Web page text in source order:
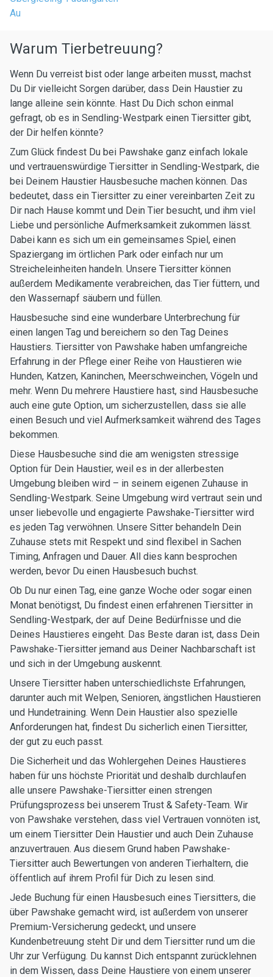
Au
Warum Tierbetreuung?
Wenn Du verreist bist oder lange arbeiten musst, machst
Du Dir vielleicht Sorgen darüber, dass Dein Haustier zu
lange alleine sein könnte. Hast Du Dich schon einmal
gefragt, ob es in Sendling-Westpark einen Tiersitter gibt,
der Dir helfen könnte?
Zum Glück findest Du bei Pawshake ganz einfach lokale
und vertrauenswürdige Tiersitter in Sendling-Westpark, die
bei Deinem Haustier Hausbesuche machen können. Das
bedeutet, dass ein Tiersitter zu einer vereinbarten Zeit zu
Dir nach Hause kommt und Dein Tier besucht, und ihm viel
Liebe und persönliche Aufmerksamkeit zukommen lässt.
Dabei kann es sich um ein gemeinsames Spiel, einen
Spaziergang im örtlichen Park oder einfach nur um
Streicheleinheiten handeln. Unsere Tiersitter können
außerdem Medikamente verabreichen, das Tier füttern, und
den Wassernapf säubern und füllen.
Hausbesuche sind eine wunderbare Unterbrechung für
einen langen Tag und bereichern so den Tag Deines
Haustiers. Tiersitter von Pawshake haben umfangreiche
Erfahrung in der Pflege einer Reihe von Haustieren wie
Hunden, Katzen, Kaninchen, Meerschweinchen, Vögeln und
mehr. Wenn Du mehrere Haustiere hast, sind Hausbesuche
auch eine gute Option, um sicherzustellen, dass sie alle
einen Besuch und viel Aufmerksamkeit während des Tages
bekommen.
Diese Hausbesuche sind die am wenigsten stressige
Option für Dein Haustier, weil es in der allerbesten
Umgebung bleiben wird – in seinem eigenen Zuhause in
Sendling-Westpark. Seine Umgebung wird vertraut sein und
unser liebevolle und engagierte Pawshake-Tiersitter wird
es jeden Tag verwöhnen. Unsere Sitter behandeln Dein
Zuhause stets mit Respekt und sind flexibel in Sachen
Timing, Anfragen und Dauer. All dies kann besprochen
werden, bevor Du einen Hausbesuch buchst.
Ob Du nur einen Tag, eine ganze Woche oder sogar einen
Monat benötigst, Du findest einen erfahrenen Tiersitter in
Sendling-Westpark, der auf Deine Bedürfnisse und die
Deines Haustieres eingeht. Das Beste daran ist, dass Dein
Pawshake-Tiersitter jemand aus Deiner Nachbarschaft ist
und sich in der Umgebung auskennt.
Unsere Tiersitter haben unterschiedlichste Erfahrungen,
darunter auch mit Welpen, Senioren, ängstlichen Haustieren
und Hundetraining. Wenn Dein Haustier also spezielle
Anforderungen hat, findest Du sicherlich einen Tiersitter,
der gut zu euch passt.
Die Sicherheit und das Wohlergehen Deines Haustieres
haben für uns höchste Priorität und deshalb durchlaufen
alle unsere Pawshake-Tiersitter einen strengen
Prüfungsprozess bei unserem Trust & Safety-Team. Wir
von Pawshake verstehen, dass viel Vertrauen vonnöten ist,
um einem Tiersitter Dein Haustier und auch Dein Zuhause
anzuvertrauen. Aus diesem Grund haben Pawshake-
Tiersitter auch Bewertungen von anderen Tierhaltern, die
öffentlich auf ihrem Profil für Dich zu lesen sind.
Jede Buchung für einen Hausbesuch eines Tiersitters, die
über Pawshake gemacht wird, ist außerdem von unserer
Premium-Versicherung gedeckt, und unsere
Kundenbetreuung steht Dir und dem Tiersitter rund um die
Uhr zur Verfügung. Du kannst Dich entspannt zurücklehnen
in dem Wissen, dass Deine Haustiere von einem unserer